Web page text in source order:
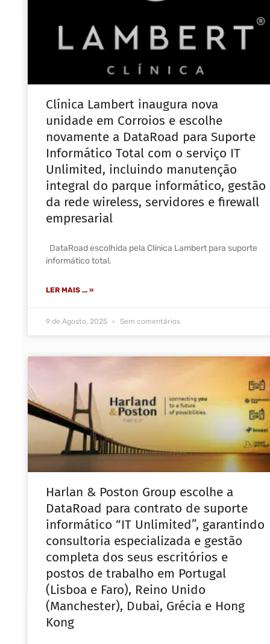
Clínica Lambert inaugura nova
unidade em Corroios e escolhe
novamente a DataRoad para Suporte
Informático Total com o serviço IT
Unlimited, incluindo manutenção
integral do parque informático, gestão
da rede wireless, servidores e firewall
empresarial
DataRoad escolhida pela Clínica Lambert para suporte
informático total,
LER MAIS ... »
9 de Agosto, 2025 Sem comentários
Harlan & Poston Group escolhe a
DataRoad para contrato de suporte
informático “IT Unlimited”, garantindo
consultoria especializada e gestão
completa dos seus escritórios e
postos de trabalho em Portugal
(Lisboa e Faro), Reino Unido
(Manchester), Dubai, Grécia e Hong
Kong